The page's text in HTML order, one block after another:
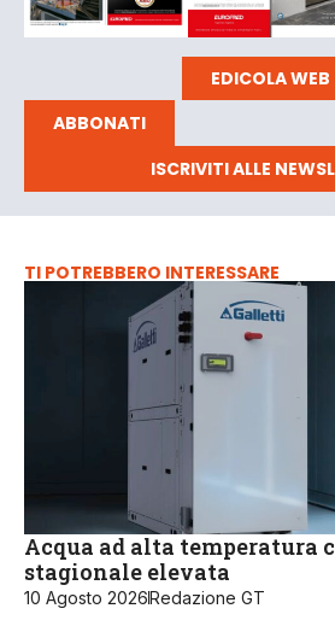
EDICOLA WEB
ABBONATI
ISCRIVITI ALLE
TI POTREBBERO INTERESSARE
Acqua ad alta temperatura
stagionale elevata
10 Agosto 2026Redazione GT